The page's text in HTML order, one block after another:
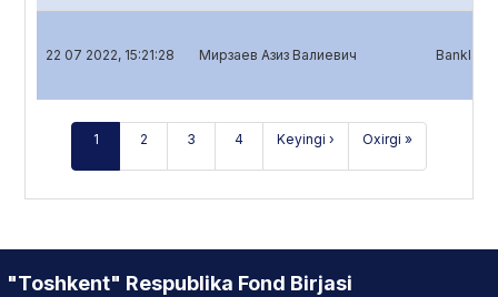
22 07 2022, 15:21:28 Мирзаев Азиз Валиевич Banklar
1 2 3 4 Keyingi › Oxirgi »
"Toshkent" Respublika Fond Birjasi